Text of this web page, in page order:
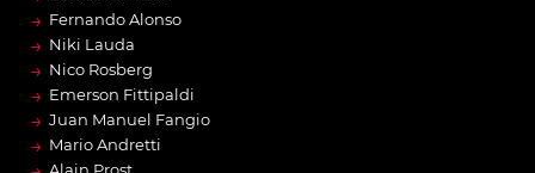
→ Fernando Alonso
→ Niki Lauda
→ Nico Rosberg
→ Emerson Fittipaldi
→ Juan Manuel Fangio
→ Mario Andretti
Alain Prost